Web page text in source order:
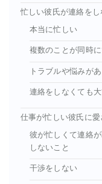
忙しい彼氏が連絡を
本当に忙しい
複数のことが同時
トラブルや悩みが
連絡をしなくても
仕事が忙しい彼氏に
彼が忙しくて連絡
しないこと
干渉をしない